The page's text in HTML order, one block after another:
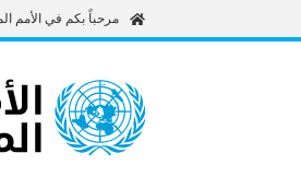
مرحباً بكم في الأمم